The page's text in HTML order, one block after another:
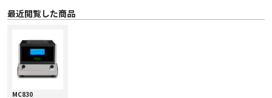
ムバッジが取り付けられています。
〇 マッキントッシュ伝統の漆黒ガラスフロントパネルは、簡単なお手入れでい
つまでも新品同様の輝きを保ち続けます。
■ 仕様
・ 300W + 300W（8 Ω）
最近閲覧した商品
MC830